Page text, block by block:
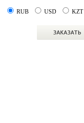
RUB USD KZT